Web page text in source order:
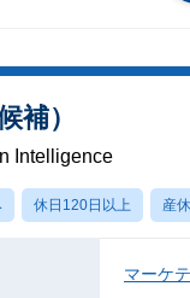
補）
Intelligence
休日120日以上 産
マーケ